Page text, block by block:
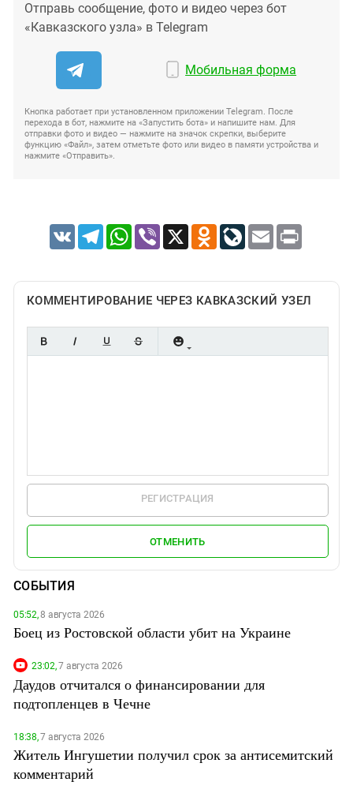
Отправь сообщение, фото и видео через бот
«Кавказского узла» в Telegram
Мобильная форма
Кнопка работает при установленном приложении Telegram. После
перехода в бот, нажмите на «Запустить бота» и напишите нам. Для
отправки фото и видео — нажмите на значок скрепки, выберите
функцию «Файл», затем отметьте фото или видео в памяти устройства и
нажмите «Отправить».
VK TelegramWhatsApp
Viber X Odnoklassniki
LiveJournal
Email Print
КОММЕНТИРОВАНИЕ ЧЕРЕЗ КАВКАЗСКИЙ УЗЕЛ
РЕГИСТРАЦИЯ
ОТМЕНИТЬ
СОБЫТИЯ
05:52,8 августа 2026
Боец из Ростовской области убит на Украине
23:02,7 августа 2026
Даудов отчитался о финансировании для
подтопленцев в Чечне
18:38,7 августа 2026
Житель Ингушетии получил срок за антисемитский
комментарий